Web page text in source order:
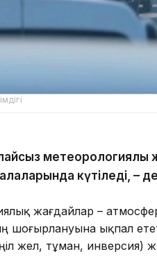
метеорологиялық
күтіледі, –
жағдайлар –
шоғырлануына ықпал
жел, тұман, инверсия)